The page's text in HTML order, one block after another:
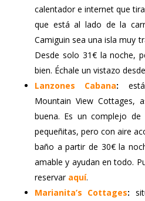
calentador e internet que
que está al lado de la
Camiguin sea una isla muy
Desde solo 31€ la noche,
bien. Échale un vistazo desde
Lanzones Cabana:
Mountain View Cottages,
buena. Es un complejo de
pequeñitas, pero con aire
baño a partir de 30€ la
amable y ayudan en todo.
reservar aquí.
Marianita’s Cottages: